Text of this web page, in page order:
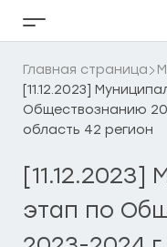
Кнопка
бокового
меню
Главная страница
[11.12.2023]
Обществознанию
область 42 регион
этап по